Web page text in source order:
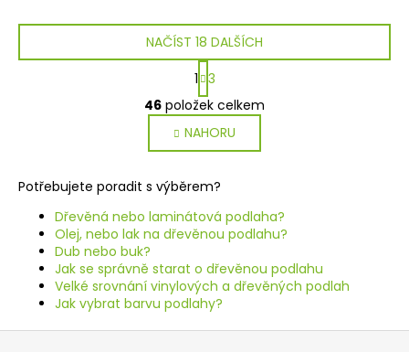
O
v
l
á
d
a
c
í
p
r
v
k
y
NAČÍST 18 DALŠÍCH
S
t
r
á
n
k
v
n
í
1 3
46 položek celkem
NAHORU
Potřebujete poradit s výběrem?
Dřevěná nebo laminátová podlaha?
Olej, nebo lak na dřevěnou podlahu?
Dub nebo buk?
Jak se správně starat o dřevěnou podlahu
Velké srovnání vinylových a dřevěných podlah
Jak vybrat barvu podlahy?